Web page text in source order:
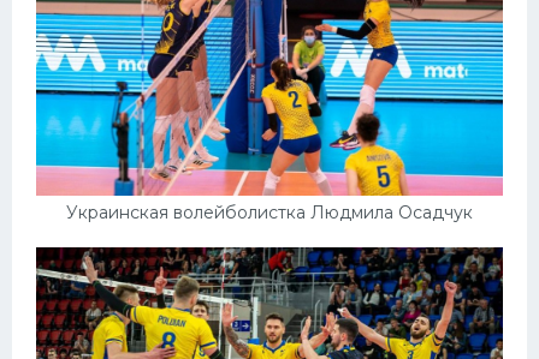
Украинская волейболистка Людмила Осадчук